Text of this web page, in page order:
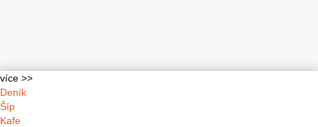
více >>
Deník
Šíp
Kafe